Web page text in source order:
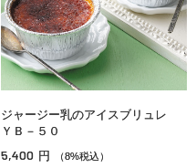
ジャージー乳のアイスブリュレ
ＹＢ－５０
5,400 円 （8%税込）